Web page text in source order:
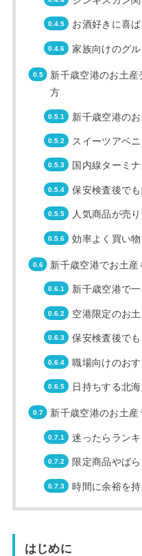
お酒好きに喜
家族向けのグ
新千歳空港のお土
方
新千歳空港の
スイーツアベ
国内線ターミ
保安検査後で
人気商品が売
効率よく買い
新千歳空港でお土
新千歳空港で
空港限定のお
保安検査後で
職場向けのお
日持ちする北
新千歳空港のお土
迷ったらラン
限定商品やば
時間に余裕を
はじめに